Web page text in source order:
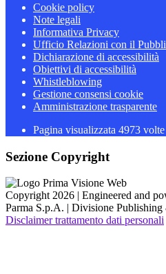
Cookie policy
Note legali
Informativa Privacy
Ufficio Relazioni con il
Dichiarazione di accessibilità
Obiettivi di accessibilità
Whistleblowing
Gestione consensi cookie
Amministrazione trasparente
Pagina visualizzata 4973 volte
Sezione Copyright
Copyright 2026 | Engineered and
Parma S.p.A. | Divisione
Disclaimer trattamento dati personali